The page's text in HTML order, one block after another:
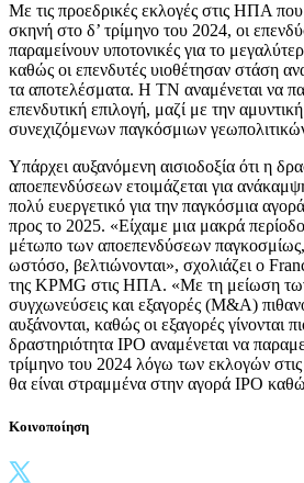
Με τις προεδρικές εκλογές στις ΗΠΑ
σκηνή στο δ’ τρίμηνο του 2024, οι
παραμείνουν υποτονικές για το
καθώς οι επενδυτές υιοθέτησαν στάση
τα αποτελέσματα. Η ΤΝ αναμένεται να
επενδυτική επιλογή, μαζί με την
συνεχιζόμενων παγκόσμιων
Υπάρχει αυξανόμενη αισιοδοξία ότι η
αποεπενδύσεων ετοιμάζεται για
πολύ ευεργετικό για την παγκόσμια
προς το 2025. «Είχαμε μια μακρά
μέτωπο των αποεπενδύσεων παγκοσμίως,
ωστόσο, βελτιώνονται», σχολιάζει ο
της KPMG στις ΗΠΑ. «Με τη μείωση των
συγχωνεύσεις και εξαγορές (M&A)
αυξάνονται, καθώς οι εξαγορές γίνονται
δραστηριότητα IPO αναμένεται να
τρίμηνο του 2024 λόγω των εκλογών
θα είναι στραμμένα στην αγορά IPO
Κοινοποίηση